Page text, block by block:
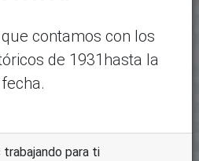
Document
contamos con los
de 1931hasta la
fecha.
trabajando para ti